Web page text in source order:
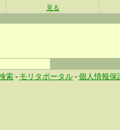
見る
索- モリタポータル- 個人情報保